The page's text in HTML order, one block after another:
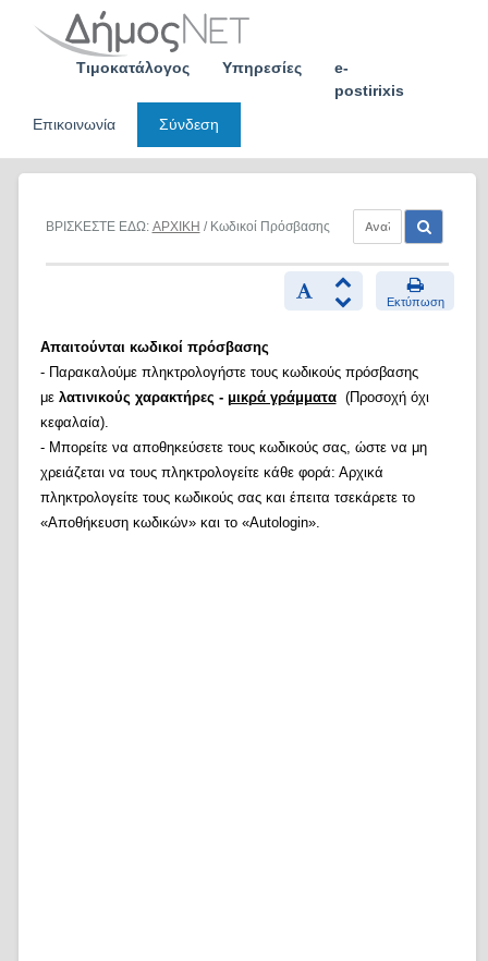
Τιμοκατάλογος Υπηρεσίες
e-
postirixis
Επικοινωνία
Σύνδεση
ΒΡΙΣΚΕΣΤΕ ΕΔΩ: ΑΡΧΙΚΗ / Κωδικοί Πρόσβασης
Εκτύπωση
Απαιτούνται κωδικοί πρόσβασης
- Παρακαλούμε πληκτρολογήστε τους κωδικούς πρόσβασης
με λατινικούς χαρακτήρες - μικρά γράμματα(Προσοχή όχι
κεφαλαία).
- Μπορείτε να αποθηκεύσετε τους κωδικούς σας, ώστε να μη
χρειάζεται να τους πληκτρολογείτε κάθε φορά: Αρχικά
πληκτρολογείτε τους κωδικούς σας και έπειτα τσεκάρετε το
«Αποθήκευση κωδικών» και το «Autologin».